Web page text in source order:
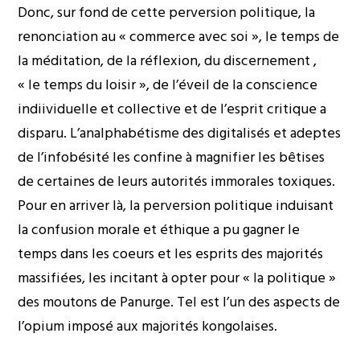
Donc, sur fond de cette perversion politique, la
renonciation au « commerce avec soi », le temps de
la méditation, de la réflexion, du discernement ,
« le temps du loisir », de l’éveil de la conscience
indiividuelle et collective et de l’esprit critique a
disparu. L’analphabétisme des digitalisés et adeptes
de l’infobésité les confine à magnifier les bêtises
de certaines de leurs autorités immorales toxiques.
Pour en arriver là, la perversion politique induisant
la confusion morale et éthique a pu gagner le
temps dans les coeurs et les esprits des majorités
massifiées, les incitant à opter pour « la politique »
des moutons de Panurge. Tel est l’un des aspects de
l’opium imposé aux majorités kongolaises.